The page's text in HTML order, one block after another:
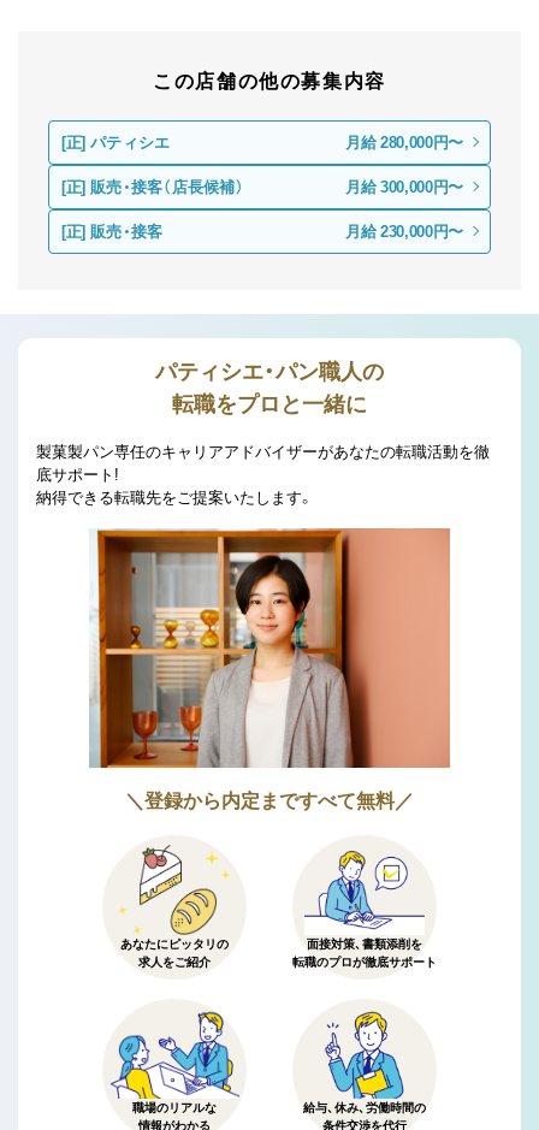
この店舗の他の募集内容
[正] パティシエ 月給 280,000円〜
[正] 販売・接客（店長候補） 月給 300,000円〜
[正] 販売・接客 月給 230,000円〜
パティシエ・パン職人の
転職をプロと一緒に
製菓製パン専任のキャリアアドバイザーがあなたの転職活動を徹
底サポート!
納得できる転職先をご提案いたします。
＼登録から内定まですべて無料／
あなたにピッタリの
求人をご紹介
面接対策、書類添削を
転職のプロが徹底サポート
職場のリアルな
情報がわかる
給与、休み、労働時間の
条件交渉を代行